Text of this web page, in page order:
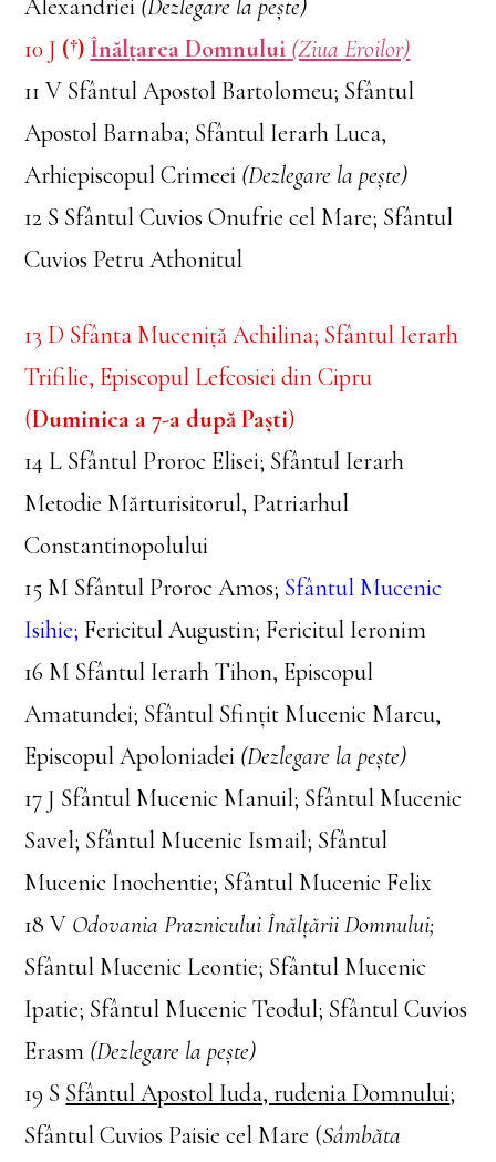
Alexandriei (Dezlegare la pește)
10 J (†) Înălțarea Domnului (Ziua Eroilor)
11 V Sfântul Apostol Bartolomeu; Sfântul
Apostol Barnaba; Sfântul Ierarh Luca,
Arhiepiscopul Crimeei (Dezlegare la pește)
12 S Sfântul Cuvios Onufrie cel Mare; Sfântul
Cuvios Petru Athonitul
13 D Sfânta Muceniță Achilina; Sfântul Ierarh
Trifilie, Episcopul Lefcosiei din Cipru
(Duminica a 7-a după Paști)
14 L Sfântul Proroc Elisei; Sfântul Ierarh
Metodie Mărturisitorul, Patriarhul
Constantinopolului
15 M Sfântul Proroc Amos; Sfântul Mucenic
Isihie; Fericitul Augustin; Fericitul Ieronim
16 M Sfântul Ierarh Tihon, Episcopul
Amatundei; Sfântul Sfinţit Mucenic Marcu,
Episcopul Apoloniadei (Dezlegare la pește)
17 J Sfântul Mucenic Manuil; Sfântul Mucenic
Savel; Sfântul Mucenic Ismail; Sfântul
Mucenic Inochentie; Sfântul Mucenic Felix
18 V Odovania Praznicului Înălțării Domnului;
Sfântul Mucenic Leontie; Sfântul Mucenic
Ipatie; Sfântul Mucenic Teodul; Sfântul Cuvios
Erasm (Dezlegare la pește)
19 S Sfântul Apostol Iuda, rudenia Domnului;
Sfântul Cuvios Paisie cel Mare (Sâmbăta